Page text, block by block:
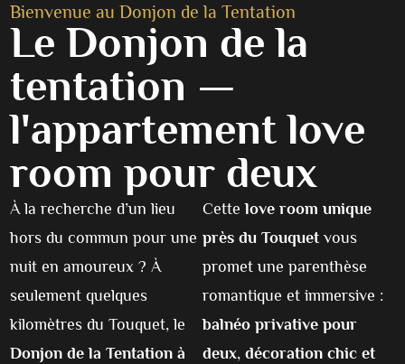
Bienvenue au Donjon de la Tentation
Le Donjon de la
tentation —
l'appartement love
room pour deux
À la recherche d’un lieu
hors du commun pour une
nuit en amoureux ? À
seulement quelques
kilomètres du Touquet, le
Donjon de la Tentation à
Cettelove room unique
près du Touquet vous
promet une parenthèse
romantique et immersive :
balnéo privative pour
deux, décoration chic et